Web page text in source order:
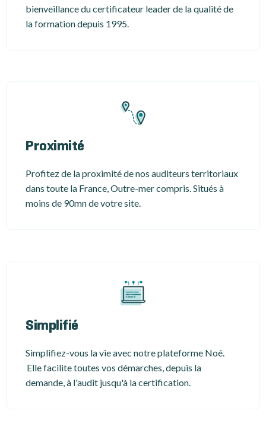
bienveillance du certificateur leader de la qualité de
la formation depuis 1995.
Proximité
Profitez de la proximité de nos auditeurs territoriaux
dans toute la France, Outre-mer compris. Situés à
moins de 90mn de votre site.
Simplifié
Simplifiez-vous la vie avec notre plateforme Noé.
Elle facilite toutes vos démarches, depuis la
demande, à l'audit jusqu'à la certification.